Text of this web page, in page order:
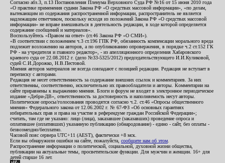
Согласно абз.3, п.13 Постановления Пленума Верховного Суда РФ №16 от 15 июня 2010 года
«О практике применения судами Закона РФ «О средствах массовой информации», «по делам,
вытекающим из содержания распространенной информации, распространитель не является
надлежащим ответчиком, поскольку исходя из положений Закона РФ «О средствах массовой
информации» не вправе вмешиваться в деятельность редакции, в ходе которой определяется
содержание сообщений и материалов».
Воспользуйтесь «Правом на ответ» (ст.46 Закона РФ «О СМИ»).
«В соответствии с положением ч.3 ст.196 ГПК РФ, обязанность компенсации морального вреда
подлежит возложению на авторов, а по опубликованию опровержения, в порядке ч.2 ст.152 ГК
РФ - на учредителя и главного редактор», - из апелляционного определения Хабаровского
краевого суда от 22.08.2012 г. (дело №33-5325/2012) председательствующего И.И.Куликовой,
судей С.И.Дорожко, Н.В.Пестовой.
Мнения авторов материалов не всегда совпадают с позицией редакции. Редакция не вступает в
переписку с авторами.
Редакция не несет ответственность за содержание внешних ссылок и комментариев. За них
ответственны, соответственно, исключительно их правообладатели и авторы. Комментарии на
сайте приравнены к выражению мнения. Блоги и форум не входят в электронное периодическое
издание «Дебри-ДВ», ответственность за достоверность и наполняемость несут авторы.
Политические опросы/голосования проводятся согласно ч.2. ст.46 «Опросы общественного
мнения» Федерального закона от 12.06.2002 г. № 67-ФЗ «Об основных гарантиях
избирательных прав и права на участие в референдуме граждан Российской Федерации»;
считать, там где не указано: лицо (лица), заказавшее (заказавших) проведение опроса и
оплатившее (оплативших) указанную публикацию (обнародование) - едино - сайт, без оплаты -
безвозмездно/бесплатно.
Часовой пояс сервера UTC+11 (AEST), фактически +8 мск.
Если вы обнаружили ошибки на сайте, пожалуйста, сообщите нам об этом
Распространение информации о политической, социальной, духовной жизни общества,
публикации на актуальные темы, просветительские функции. Для мужчин и женщин. 16+ для
детей старше 16 лет.